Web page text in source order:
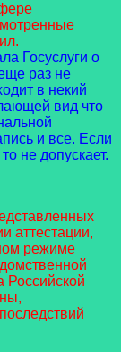
Госуслуги о
раз не
в некий
вид что
и все. Если
не допускает.
аттестации,
режиме